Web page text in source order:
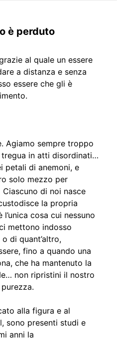
è perduto
al quale un essere
a distanza e senza
essere che gli è
Agiamo sempre troppo
in atti disordinati…
petali di anemoni, e
solo mezzo per
di noi nasce
la propria
cosa cui nessuno
mettono indosso
di quant’altro,
fino a quando una
che ha mantenuto la
non ripristini il nostro
alla figura e al
sono presenti studi e
anni la